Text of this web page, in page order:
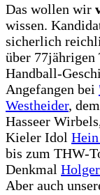
Das wollen wir
wissen.
sicherlich
über 77jährigen
Handball-
Angefangen bei
Westheider,
Hasseer
Kieler Idol
bis zum THW-
Denkmal
Aber auch